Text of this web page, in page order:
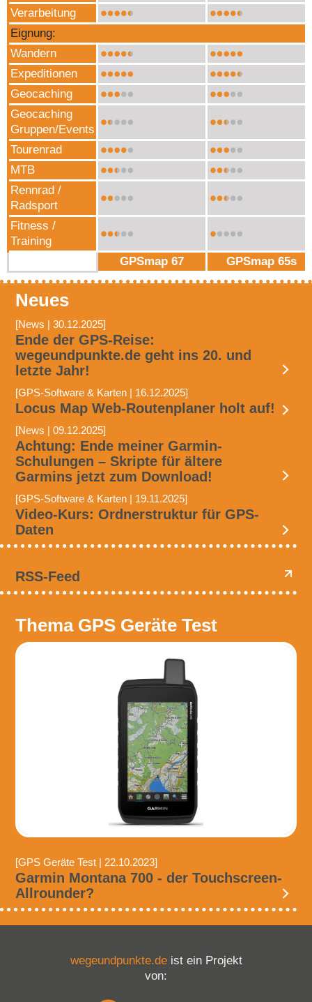
Verarbeitung
Eignung:
Wandern
Expeditionen
Geocaching
Geocaching
Gruppen/Events
Tourenrad
MTB
Rennrad /
Radsport
Fitness /
Training
GPSmap 67
GPSmap 65s
Neues
[News | 30.12.2025]
Ende der GPS-Reise:
wegeundpunkte.de geht ins 20. und
letzte Jahr!
[GPS-Software & Karten | 16.12.2025]
Locus Map Web-Routenplaner holt auf!
[News | 09.12.2025]
Achtung: Ende meiner Garmin-
Schulungen – Skripte für ältere
Garmins jetzt zum Download!
[GPS-Software & Karten | 19.11.2025]
Video-Kurs: Ordnerstruktur für GPS-
Daten
RSS-Feed
Thema GPS Geräte Test
[GPS Geräte Test | 22.10.2023]
Garmin Montana 700 - der Touchscreen-
Allrounder?
wegeundpunkte.deist ein Projekt
von: